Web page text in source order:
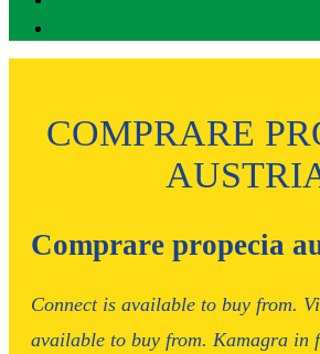
COMPRARE
Comprare propecia
Connect is available to buy from.
available to buy from. Kamagra in